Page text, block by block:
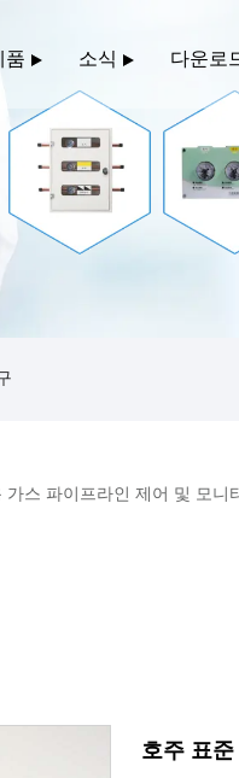
품 소식 다운로
가스 파이프라인 제어 및 모니
호주 표